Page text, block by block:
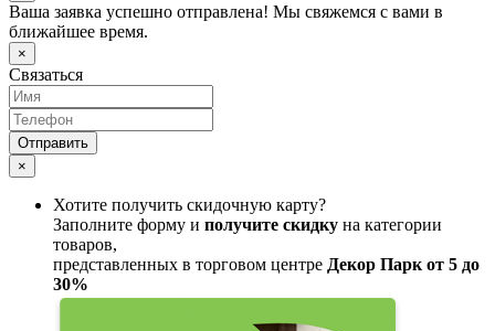
Ваша заявка успешно отправлена! Мы свяжемся с вами в
ближайшее время.
×
Связаться
Отправить
×
Хотите получить скидочную карту?
Заполните форму и получите скидку на категории
товаров,
представленных в торговом центре Декор Парк от 5 до
30%